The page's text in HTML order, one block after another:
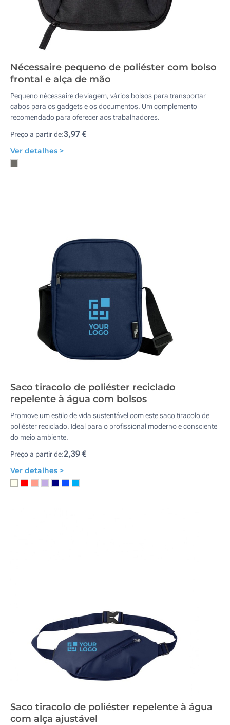
Nécessaire pequeno de poliéster com bolso
frontal e alça de mão
Pequeno nécessaire de viagem, vários bolsos para transportar
cabos para os gadgets e os documentos. Um complemento
recomendado para oferecer aos trabalhadores.
Preço a partir de:3,97 €
Ver detalhes >
Saco tiracolo de poliéster reciclado
repelente à água com bolsos
Promove um estilo de vida sustentável com este saco tiracolo de
poliéster reciclado. Ideal para o profissional moderno e consciente
do meio ambiente.
Preço a partir de:2,39 €
Ver detalhes >
Saco tiracolo de poliéster repelente à água
com alça ajustável